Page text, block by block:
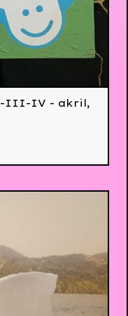
III-IV - akril,